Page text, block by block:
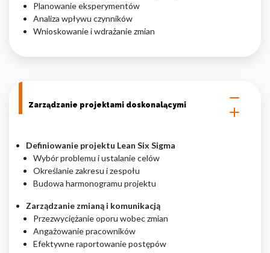
Planowanie eksperymentów
Analiza wpływu czynników
Wnioskowanie i wdrażanie zmian
Zarządzanie projektami doskonalącymi
Definiowanie projektu Lean Six Sigma
Wybór problemu i ustalanie celów
Określanie zakresu i zespołu
Budowa harmonogramu projektu
Zarządzanie zmianą i komunikacją
Przezwyciężanie oporu wobec zmian
Angażowanie pracowników
Efektywne raportowanie postępów